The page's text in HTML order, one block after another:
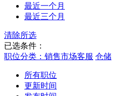
最近一个月
最近三个月
清除所选
已选条件：
职位分类：销售市场客服 仓储
所有职位
更新时间